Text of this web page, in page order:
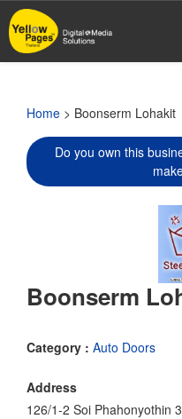
Skip
to
main
Home > Boonserm Lohakit
Do you own this
Boonserm
Category : Auto Doors
Address
126/1-2 Soi Phahonyothin